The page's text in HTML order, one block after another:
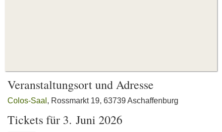
Veranstaltungsort und Adresse
Colos-Saal , Rossmarkt 19, 63739 Aschaffenburg
Tickets für 3. Juni 2026